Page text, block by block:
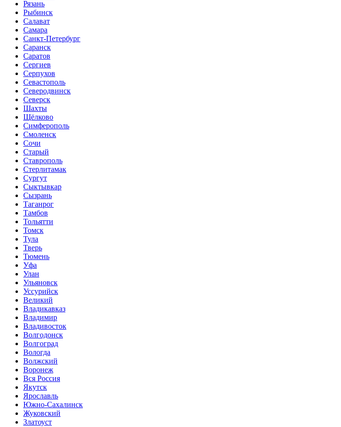
Рязань
Рыбинск
Салават
Самара
Санкт-Петербург
Саранск
Саратов
Сергиев
Серпухов
Севастополь
Северодвинск
Северск
Шахты
Щёлково
Симферополь
Смоленск
Сочи
Старый
Ставрополь
Стерлитамак
Сургут
Сыктывкар
Сызрань
Таганрог
Тамбов
Тольятти
Томск
Тула
Тверь
Тюмень
Уфа
Улан
Ульяновск
Уссурийск
Великий
Владикавказ
Владимир
Владивосток
Волгодонск
Волгоград
Вологда
Волжский
Воронеж
Вся Россия
Якутск
Ярославль
Южно-Сахалинск
Жуковский
Златоуст